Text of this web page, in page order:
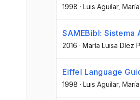
1998 · Luis Aguilar,
SAMEBibl:
2016 · María Luisa Díez
Eiffel Language
1998 · Luis Aguilar,